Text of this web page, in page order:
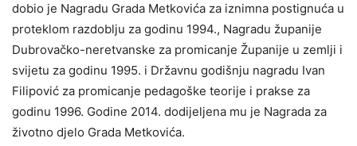
dobio je Nagradu Grada Metkovića za iznimna postignuća u
proteklom razdoblju za godinu 1994., Nagradu županije
Dubrovačko-neretvanske za promicanje Županije u zemlji i
svijetu za godinu 1995. i Državnu godišnju nagradu Ivan
Filipović za promicanje pedagoške teorije i prakse za
godinu 1996. Godine 2014. dodijeljena mu je Nagrada za
životno djelo Grada Metkovića.